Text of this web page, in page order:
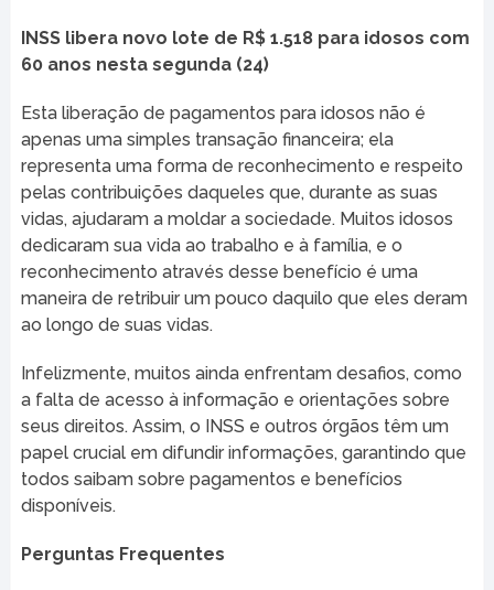
INSS libera novo lote de R$ 1.518 para idosos com
60 anos nesta segunda (24)
Esta liberação de pagamentos para idosos não é
apenas uma simples transação financeira; ela
representa uma forma de reconhecimento e respeito
pelas contribuições daqueles que, durante as suas
vidas, ajudaram a moldar a sociedade. Muitos idosos
dedicaram sua vida ao trabalho e à família, e o
reconhecimento através desse benefício é uma
maneira de retribuir um pouco daquilo que eles deram
ao longo de suas vidas.
Infelizmente, muitos ainda enfrentam desafios, como
a falta de acesso à informação e orientações sobre
seus direitos. Assim, o INSS e outros órgãos têm um
papel crucial em difundir informações, garantindo que
todos saibam sobre pagamentos e benefícios
disponíveis.
Perguntas Frequentes